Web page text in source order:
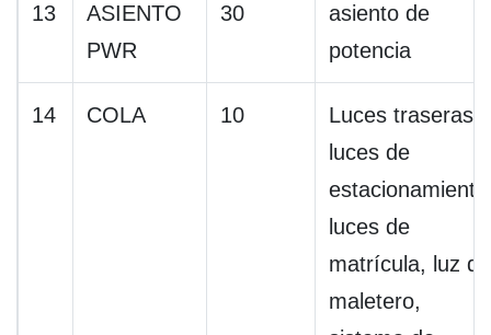
13
ASIENTO
PWR
30
asiento de
potencia
14 COLA 10
Luces traseras,
luces de
luces de
matrícula, luz
maletero,